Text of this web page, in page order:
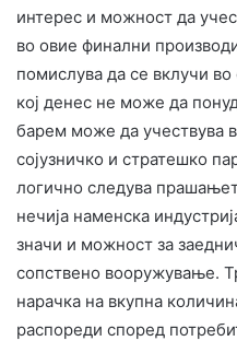
интерес и можност да
во овие финални
помислува да се вклучи во
кој денес не може да
барем може да учествува
сојузничко и стратешко
логично следува
нечија наменска
значи и можност за
сопствено вооружување.
нарачка на вкупна
распореди според